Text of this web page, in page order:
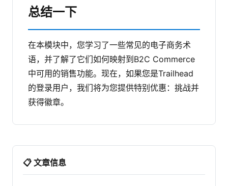
总结一下
在本模块中，您学习了一些常见的电子商务术
语，并了解了它们如何映射到B2C Commerce
中可用的销售功能。现在，如果您是Trailhead
的登录用户，我们将为您提供特别优惠：挑战并
获得徽章。
📋 文章信息